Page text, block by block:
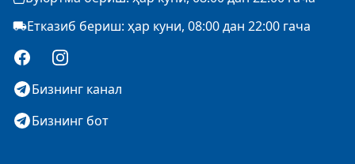
Етказиб бериш: ҳар куни, 08:00 дан 22:00 гача
FacebookInstagram
Бизнинг канал
Бизнинг бот